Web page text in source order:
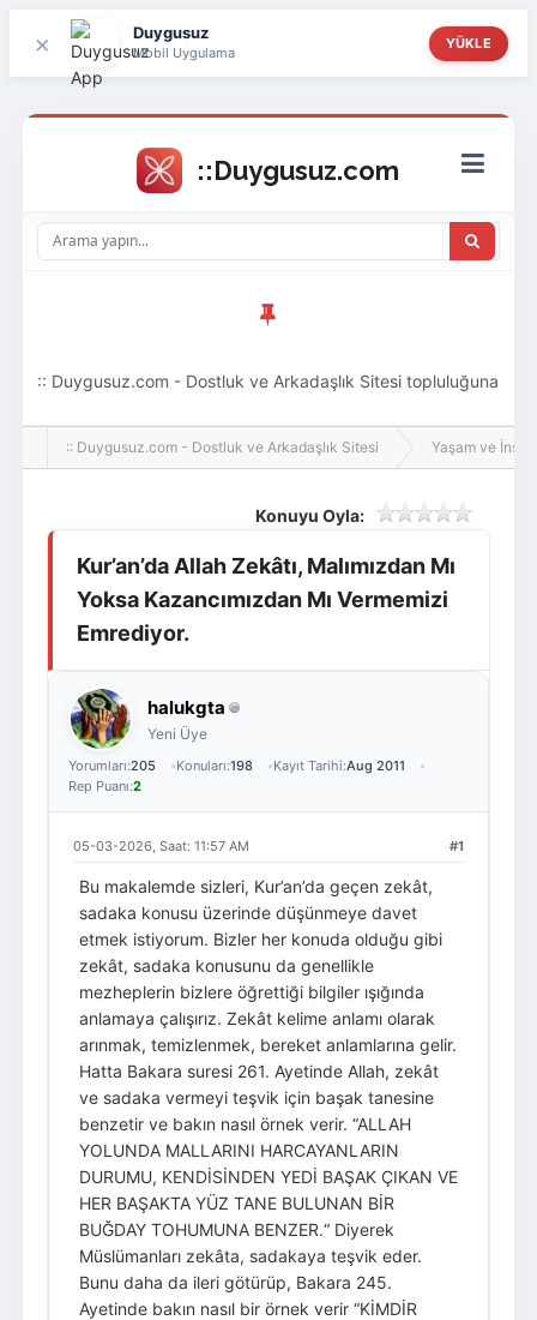
× Duygusuz
Mobil Uygulama
YÜKLE
Giriş Yap Üye Ol
:: Duygusuz.com - Dostluk ve Arkadaşlık Sitesi topluluğuna
hoş geldin ziyaretçi! Aramıza katılmak istersen kayıt
:: Duygusuz.com - Dostluk ve Arkadaşlık Sitesi Yaşam ve İnsan
Konuyu Oyla:
Kur’an’da Allah Zekâtı, Malımızdan Mı
Yoksa Kazancımızdan Mı Vermemizi
Emrediyor.
halukgta
Yeni Üye
Yorumları:205 Konuları:198 Kayıt Tarihi:Aug 2011
Rep Puanı:2
#1
05-03-2026, Saat: 11:57 AM
Bu makalemde sizleri, Kur’an’da geçen zekât,
sadaka konusu üzerinde düşünmeye davet
etmek istiyorum. Bizler her konuda olduğu gibi
zekât, sadaka konusunu da genellikle
mezheplerin bizlere öğrettiği bilgiler ışığında
anlamaya çalışırız. Zekât kelime anlamı olarak
arınmak, temizlenmek, bereket anlamlarına gelir.
Hatta Bakara suresi 261. Ayetinde Allah, zekât
ve sadaka vermeyi teşvik için başak tanesine
benzetir ve bakın nasıl örnek verir. “ALLAH
YOLUNDA MALLARINI HARCAYANLARIN
DURUMU, KENDİSİNDEN YEDİ BAŞAK ÇIKAN VE
HER BAŞAKTA YÜZ TANE BULUNAN BİR
BUĞDAY TOHUMUNA BENZER.“ Diyerek
Müslümanları zekâta, sadakaya teşvik eder.
Bunu daha da ileri götürüp, Bakara 245.
Ayetinde bakın nasıl bir örnek verir “KİMDİR